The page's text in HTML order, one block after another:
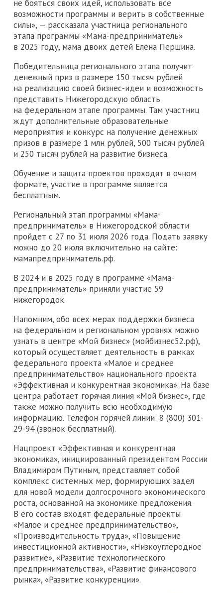
не бояться своих идей, использовать все
возможности программы и верить в собственные
силы», — рассказала участница регионального
этапа программы «Мама-предприниматель»
в 2025 году, мама двоих детей Елена Першина.
Победительница регионального этапа получит
денежный приз в размере 150 тысяч рублей
на реализацию своей бизнес-идеи и возможность
представить Нижегородскую область
на федеральном этапе программы. Там участниц
ждут дополнительные образовательные
мероприятия и конкурс на получение денежных
призов в размере 1 млн рублей, 500 тысяч рублей
и 250 тысяч рублей на развитие бизнеса.
Обучение и защита проектов проходят в очном
формате, участие в программе является
бесплатным.
Региональный этап программы «Мама-
предприниматель» в Нижегородской области
пройдет с 27 по 31 июля 2026 года. Подать заявку
можно до 20 июля включительно на сайте:
мамапредприниматель.рф.
В 2024 и в 2025 году в программе «Мама-
предприниматель» приняли участие 59
нижегородок.
Напомним, обо всех мерах поддержки бизнеса
на федеральном и региональном уровнях можно
узнать в центре «Мой бизнес» (мойбизнес52.рф),
который осуществляет деятельность в рамках
федерального проекта «Малое и среднее
предпринимательство» национального проекта
«Эффективная и конкурентная экономика». На базе
центра работает горячая линия «Мой бизнес», где
также можно получить всю необходимую
информацию. Телефон горячей линии: 8 (800) 301-
29-94 (звонок бесплатный).
Нацпроект «Эффективная и конкурентная
экономика», инициированный президентом России
Владимиром Путиным, представляет собой
комплекс системных мер, формирующих задел
для новой модели долгосрочного экономического
роста, основанной на экономике предложения.
В его состав входят федеральные проекты
«Малое и среднее предпринимательство»,
«Производительность труда», «Повышение
инвестиционной активности», «Низкоуглеродное
развитие», «Развитие технологического
предпринимательства», «Развитие финансового
рынка», «Развитие конкуренции».